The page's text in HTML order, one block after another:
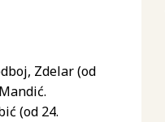
Zdelar (od
(od 24.